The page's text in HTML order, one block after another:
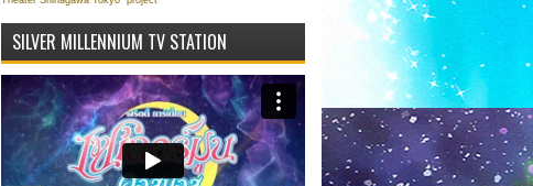
SILVER MILLENNIUM TV STATION